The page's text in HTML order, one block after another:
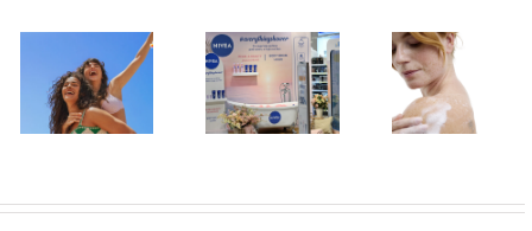
Leto menja
naše navike –
vreme je da
U Lilly
drogerijama
do 31. jula
proizvodi za
Koža kao na
odmoru –